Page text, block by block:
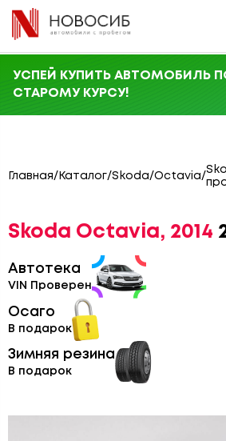
УСПЕЙ КУПИТЬ АВТОМОБИЛЬ
СТАРОМУ КУРСУ!
Главная/ Каталог/Skoda/Octavia/
Skoda Octavia, 2014
Автотека
VIN Проверен
Осаго
В подарок
Зимняя резина
В подарок